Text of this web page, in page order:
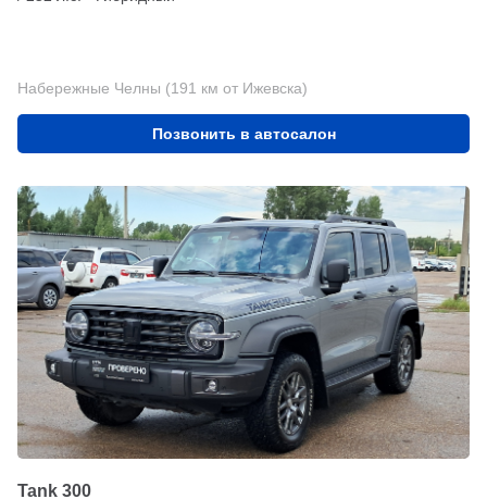
Набережные Челны (191 км от Ижевска)
Позвонить в автосалон
Tank 300